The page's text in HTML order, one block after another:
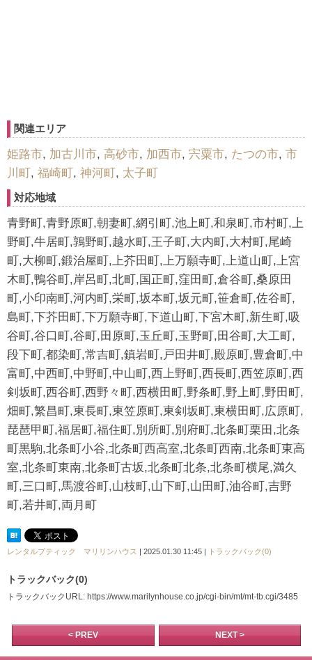
関連エリア
姫路市, 加古川市, 高砂市, 加西市, 宍粟市, たつの市, 市
川町, 福崎町, 神河町, 太子町
対応地域
青野町,青野原町,朝妻町,網引町,池上町,和泉町,市村町,上
野町,牛居町,鶉野町,越水町,王子町,大内町,大村町,尾崎
町,大柳町,鍛治屋町,上芥田町,上万願寺町,上道山町,上宮
木町,鴨谷町,岸呂町,北町,国正町,窪田町,倉谷町,桑原田
町,小印南町,河内町,栄町,坂本町,坂元町,笹倉町,佐谷町,
島町,下芥田町,下万願寺町,下道山町,下宮木町,新生町,吸
谷町,谷口町,谷町,田原町,玉丘町,玉野町,田谷町,大工町,
段下町,都染町,常吉町,鎮岩町,戸田井町,殿原町,豊倉町,中
富町,中西町,中野町,中山町,西上野町,西長町,西笠原町,西
剣坂町,西谷町,西野々町,西横田町,野条町,野上町,野田町,
畑町,繁昌町,東長町,東笠原町,東剣坂町,東横田町,広原町,
琵琶甲町,福居町,福住町,別所町,別府町,北条町栗田,北条
町黒駒,北条町小谷,北条町西高室,北条町西南,北条町東高
室,北条町東南,北条町古坂,北条町北条,北条町横尾,満久
町,三口町,馬渡谷町,山枝町,山下町,山田町,油谷町,吉野
町,若井町,両月町
レンタルブティック マリリンハウス | 2025.01.30 11:45 | トラックバック(0)
トラックバック(0)
トラックバックURL: https://www.marilynhouse.co.jp/cgi-bin/mt/mt-tb.cgi/3485
< PREV NEXT >